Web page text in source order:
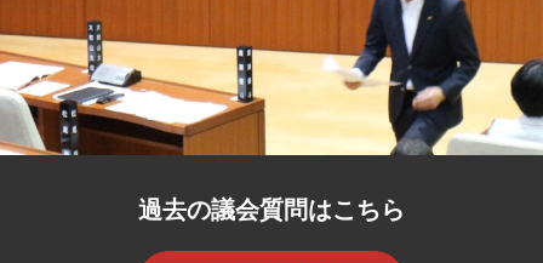
過去の議会質問はこちら